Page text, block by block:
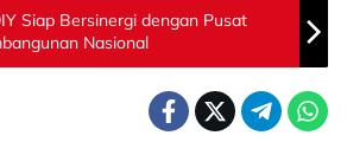
Siap Bersinergi dengan Pusat
Nasional